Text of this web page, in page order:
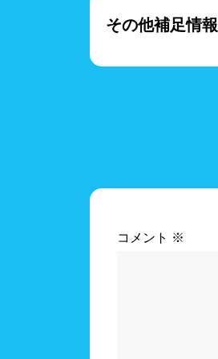
その他補足情報
コメント ※